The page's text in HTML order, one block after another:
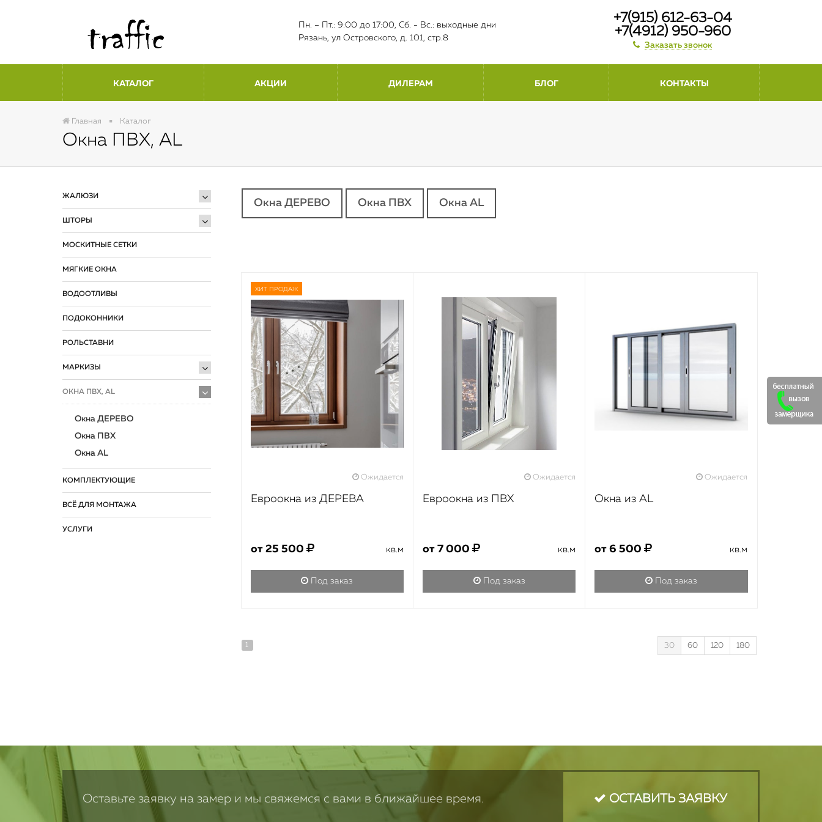
Пн. – Пт.: 9:00 до 17:00, Сб. - Вс.: выходные дни
Рязань, ул Островского, д. 101, стр.8
+7(915) 612-63-04
+7(4912) 950-960
Заказать звонок
КАТАЛОГ АКЦИИ ДИЛЕРАМ БЛОГ КОНТАКТЫ
Главная Каталог
Окна ПВХ, AL
ЖАЛЮЗИ
ШТОРЫ
МОСКИТНЫЕ СЕТКИ
МЯГКИЕ ОКНА
ВОДООТЛИВЫ
ПОДОКОННИКИ
РОЛЬСТАВНИ
МАРКИЗЫ
ОКНА ПВХ, AL
Окна ДЕРЕВО
Окна ПВХ
Окна AL
КОМПЛЕКТУЮЩИЕ
ВСЁ ДЛЯ МОНТАЖА
УСЛУГИ
Окна ДЕРЕВО Окна ПВХ Окна AL
ХИТ ПРОДАЖ
Ожидается
Евроокна из ДЕРЕВА
от 25 500 кв.м
Под заказ
Ожидается
Евроокна из ПВХ
от 7 000 кв.м
Под заказ
Ожидается
Окна из AL
от6 500 кв.м
Под заказ
1 30 60 120 180
Оставьте заявку на замер и мы свяжемся с вами в ближайшее время. ОСТАВИТЬ ЗАЯВКУ